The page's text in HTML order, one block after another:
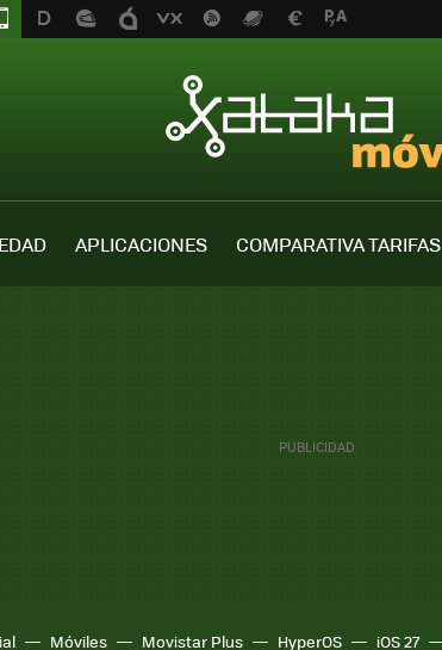
APLICACIONES COMPARATIVA TARIFAS
Móviles Movistar Plus HyperOS iOS 27